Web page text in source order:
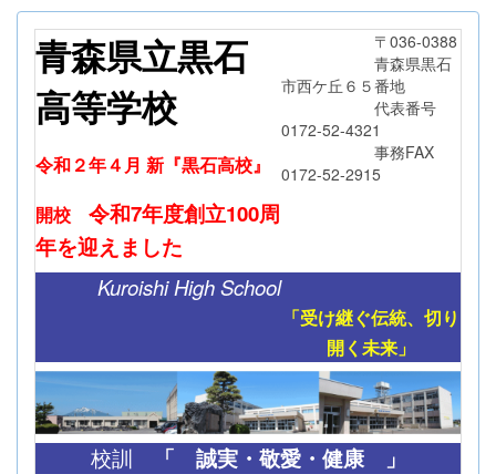
青森県立黒石
高等学校
令和２年４月 新『黒石高校』
開校
令和7年度創立100周
年を迎えました
〒036-0388
青森県黒石
市西ケ丘６５番地
代表番号
0172-52-4321
事務FAX
0172-52-2915
Kuroishi High School
「受け継ぐ伝統、切り
開く未来」
校訓 「 誠実・敬愛・健康 」